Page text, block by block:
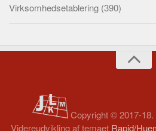
Virksomhedsetablering (390)
Copyright © 2017-18.
Videreudvikling af temaet Rapid/